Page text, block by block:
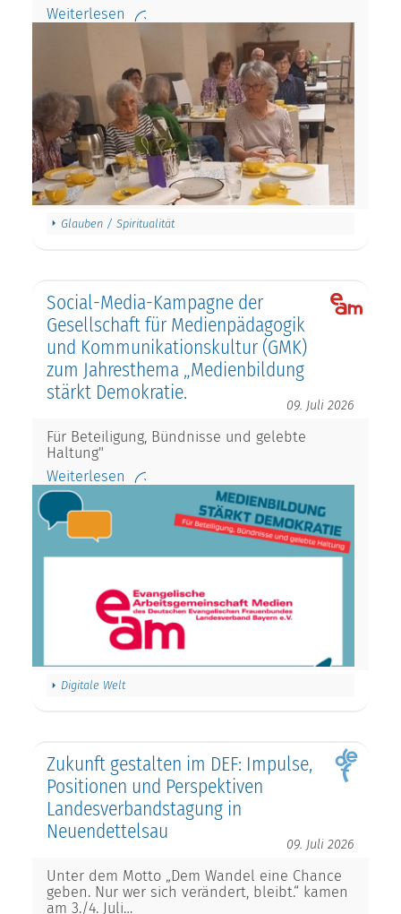
Weiterlesen
Glauben / Spiritualität
Social-Media-Kampagne der
Gesellschaft für Medienpädagogik
und Kommunikationskultur (GMK)
zum Jahresthema „Medienbildung
stärkt Demokratie.
09. Juli 2026
Für Beteiligung, Bündnisse und gelebte
Haltung"
Weiterlesen
Digitale Welt
Zukunft gestalten im DEF: Impulse,
Positionen und Perspektiven
Landesverbandstagung in
Neuendettelsau
09. Juli 2026
Unter dem Motto „Dem Wandel eine Chance
geben. Nur wer sich verändert, bleibt.“ kamen
am 3./4. Juli…